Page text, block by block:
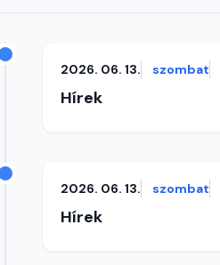
2026. 06. 13. szombat
Hírek
2026. 06. 13. szombat
Hírek